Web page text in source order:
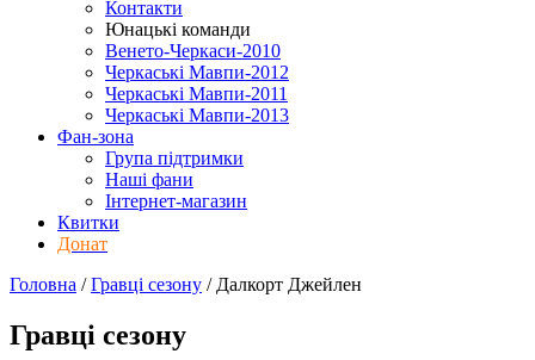
Контакти
Юнацькі команди
Венето-Черкаси-2010
Черкаські Мавпи-2012
Черкаські Мавпи-2011
Черкаські Мавпи-2013
Фан-зона
Група підтримки
Наші фани
Інтернет-магазин
Квитки
Донат
Головна /Гравці сезону / Далкорт Джейлен
Гравці сезону